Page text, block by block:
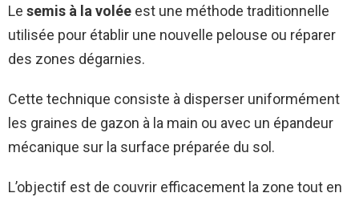
Le semis à la volée est une méthode traditionnelle
utilisée pour établir une nouvelle pelouse ou réparer
des zones dégarnies.
Cette technique consiste à disperser uniformément
les graines de gazon à la main ou avec un épandeur
mécanique sur la surface préparée du sol.
L’objectif est de couvrir efficacement la zone tout en